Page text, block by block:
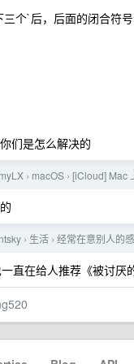
个`后，后面的闭合符号
们是怎么解决的
› macOS › [iCloud] Mac
› 生活 › 经常在意别人的
直在给人推荐《被讨厌